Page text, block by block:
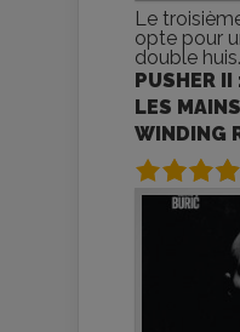
Le
opte pour
double
PUSHER II
LES
WINDING